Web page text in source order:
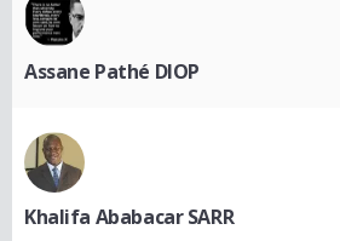
Assane Pathé DIOP
Khalifa Ababacar SARR